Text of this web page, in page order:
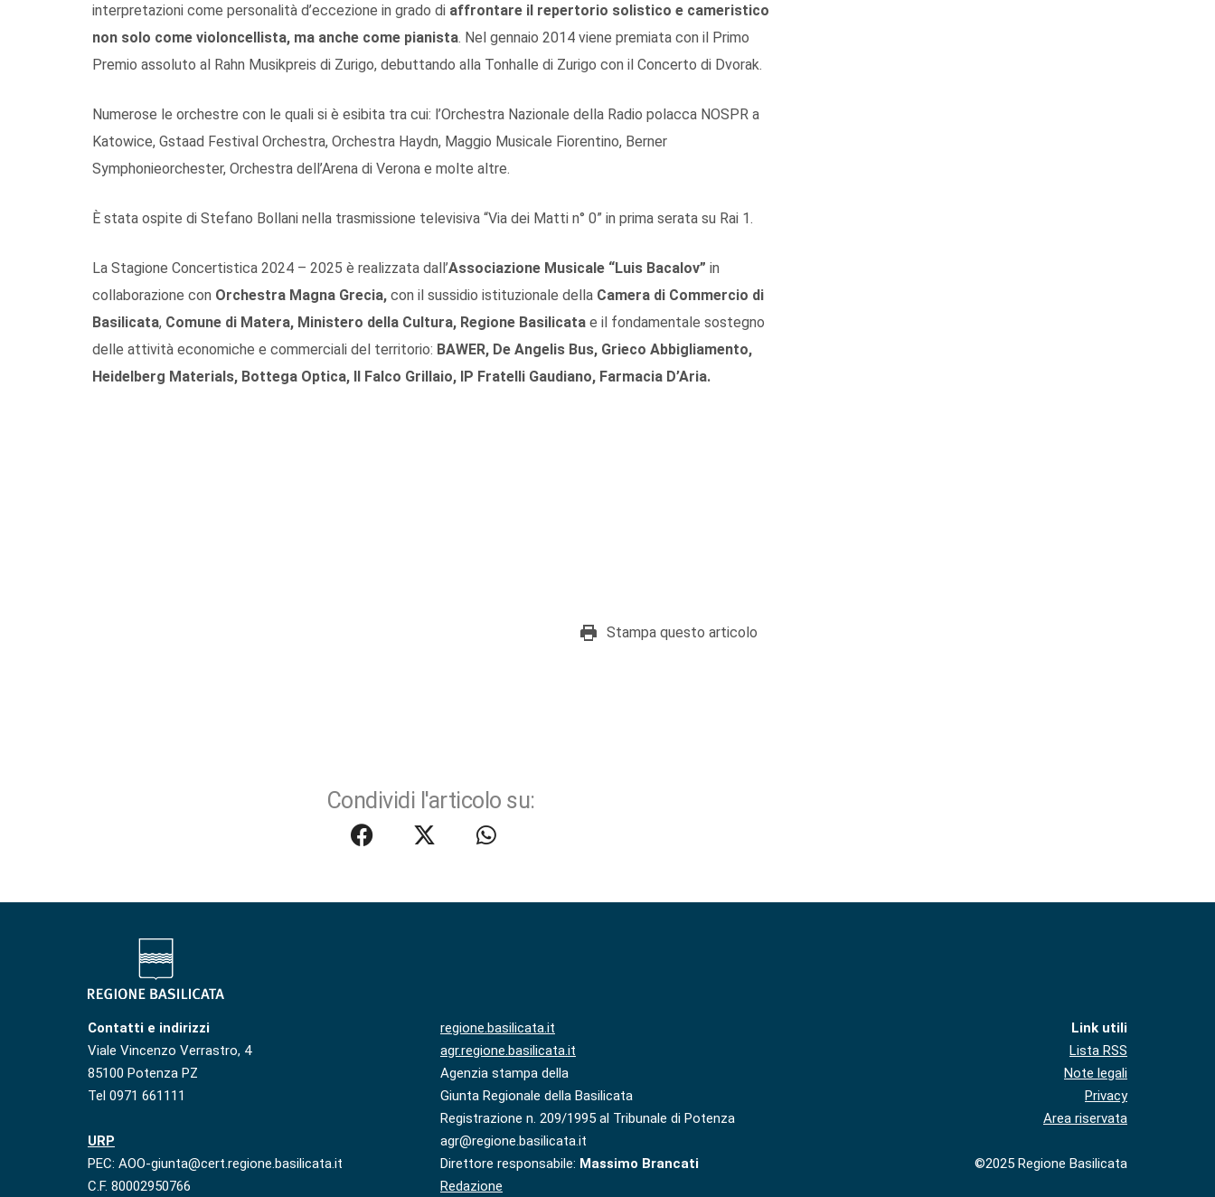
interpretazioni come personalità d’eccezione in grado di affrontare il repertorio solistico e cameristico
non solo come violoncellista, ma anche come pianista. Nel gennaio 2014 viene premiata con il Primo
Premio assoluto al Rahn Musikpreis di Zurigo, debuttando alla Tonhalle di Zurigo con il Concerto di Dvorak.
Numerose le orchestre con le quali si è esibita tra cui: l’Orchestra Nazionale della Radio polacca NOSPR a
Katowice, Gstaad Festival Orchestra, Orchestra Haydn, Maggio Musicale Fiorentino, Berner
Symphonieorchester, Orchestra dell’Arena di Verona e molte altre.
È stata ospite di Stefano Bollani nella trasmissione televisiva “Via dei Matti n° 0” in prima serata su Rai 1.
La Stagione Concertistica 2024 – 2025 è realizzata dall’Associazione Musicale “Luis Bacalov” in
collaborazione con Orchestra Magna Grecia, con il sussidio istituzionale della Camera di Commercio di
Basilicata, Comune di Matera, Ministero della Cultura, Regione Basilicata e il fondamentale sostegno
delle attività economiche e commerciali del territorio: BAWER, De Angelis Bus, Grieco Abbigliamento,
Heidelberg Materials, Bottega Optica, Il Falco Grillaio, IP Fratelli Gaudiano, Farmacia D’Aria.
Stampa questo articolo
Condividi l'articolo su:
Contatti e indirizzi
Viale Vincenzo Verrastro, 4
85100 Potenza PZ
Tel 0971 661111
URP
PEC: AOO-giunta@cert.regione.basilicata.it
C.F. 80002950766
regione.basilicata.it
agr.regione.basilicata.it
Agenzia stampa della
Giunta Regionale della Basilicata
Registrazione n. 209/1995 al Tribunale di Potenza
agr@regione.basilicata.it
Direttore responsabile: Massimo Brancati
Redazione
Link utili
Lista RSS
Note legali
Privacy
Area riservata
©2025 Regione Basilicata